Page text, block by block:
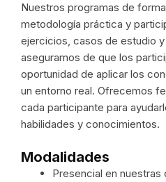
Nuestros programas de
metodología práctica y
ejercicios, casos de estudio
aseguramos de que los
oportunidad de aplicar los
un entorno real. Ofrecemos
cada participante para
habilidades y conocimientos.
Modalidades
Presencial en nuestras